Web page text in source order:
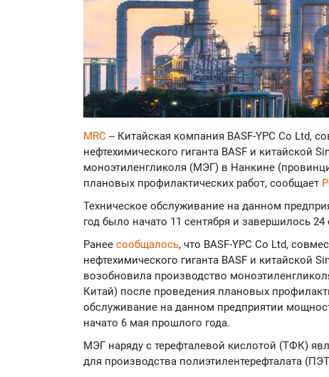
МRC -- Китайская компания BASF-YPC Co Ltd,
нефтехимического гиганта BASF и китайской
моноэтиленгликоля (МЭГ) в Нанкине
плановых профилактических работ, сообщает
Техническое обслуживание на данном
год было начато 11 сентября и завершилось 24
Ранее сообщалось, что BASF-YPC Co Ltd,
нефтехимического гиганта BASF и китайской
возобновила производство
Китай) после проведения плановых
обслуживание на данном предприятии
начато 6 мая прошлого года.
МЭГ наряду с терефталевой кислотой (ТФК)
для производства полиэтилентерефталата